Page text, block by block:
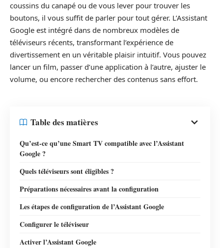
coussins du canapé ou de vous lever pour trouver les
boutons, il vous suffit de parler pour tout gérer. L’Assistant
Google est intégré dans de nombreux modèles de
téléviseurs récents, transformant l’expérience de
divertissement en un véritable plaisir intuitif. Vous pouvez
lancer un film, passer d’une application à l’autre, ajuster le
volume, ou encore rechercher des contenus sans effort.
Table des matières
Qu’est-ce qu’une Smart TV compatible avec l’Assistant
Google ?
Quels téléviseurs sont éligibles ?
Préparations nécessaires avant la configuration
Les étapes de configuration de l’Assistant Google
Configurer le téléviseur
Activer l’Assistant Google